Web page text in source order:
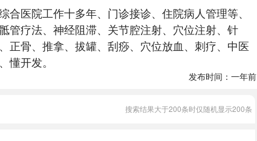
医院工作十多年、门诊接诊、住院病人管理等、
管疗法、神经阻滞、关节腔注射、穴位注射、针
正骨、推拿、拔罐、刮痧、穴位放血、刺疗、中医
懂开发。
发布时间：一年前
搜索结果大于200条时仅随机显示200条